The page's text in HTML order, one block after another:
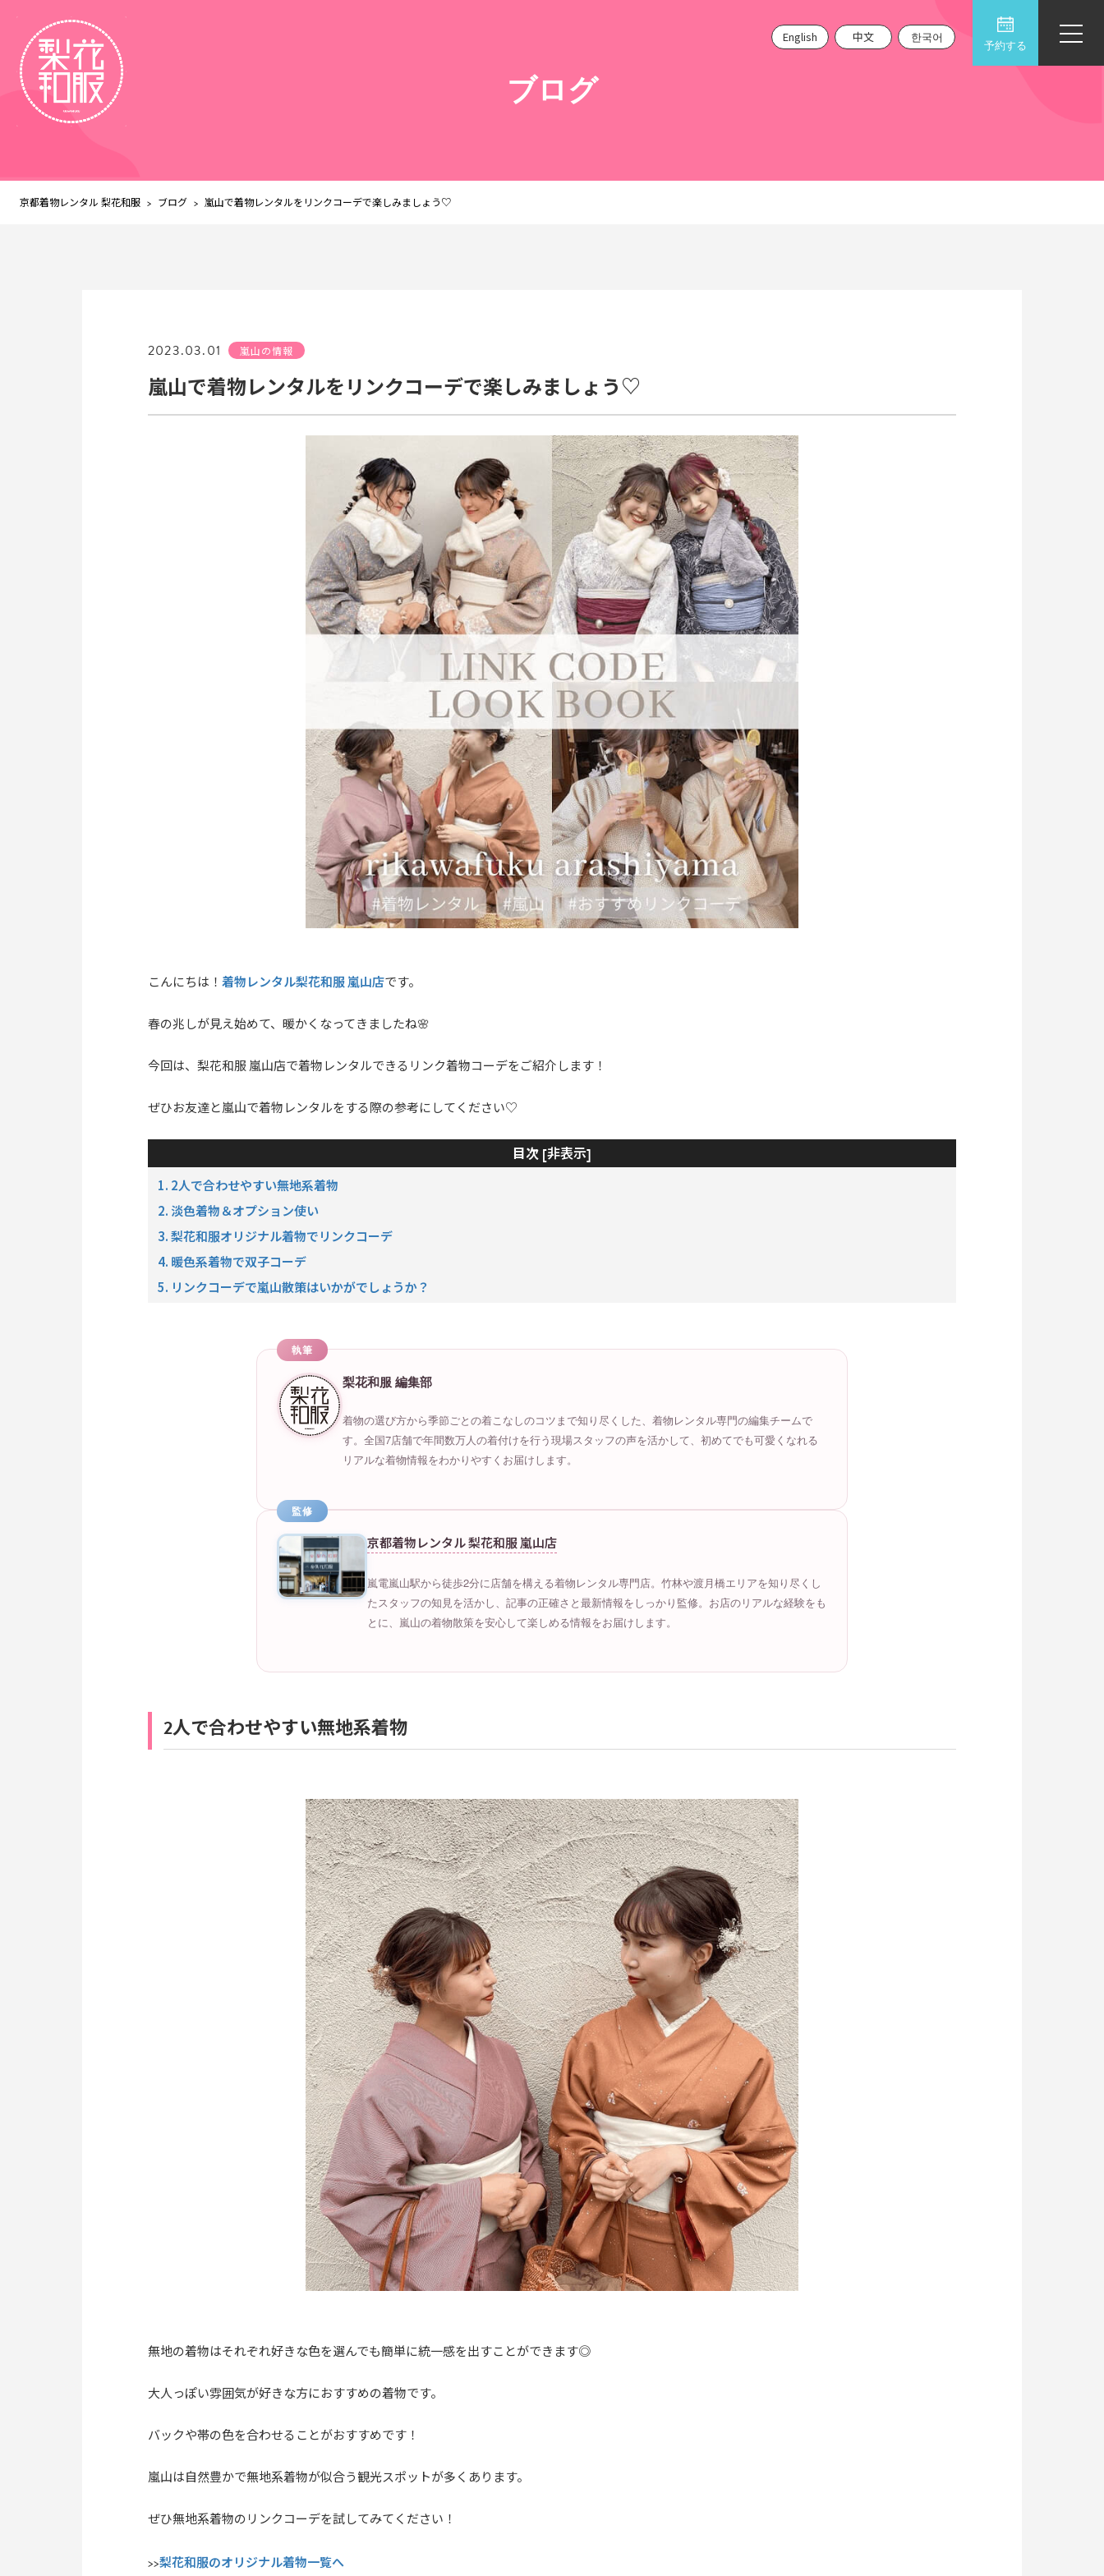
English 中文 한국어
予約する
ブログ
京都着物レンタル 梨花和服 > ブログ > 嵐山で着物レンタルをリンクコーデで楽しみましょう♡
2023.03.01 嵐山の情報
嵐山で着物レンタルをリンクコーデで楽しみましょう♡
こんにちは！ 着物レンタル梨花和服 嵐山店です。
春の兆しが見え始めて、暖かくなってきましたね🌸
今回は、梨花和服 嵐山店で着物レンタルできるリンク着物コーデをご紹介します！
ぜひお友達と嵐山で着物レンタルをする際の参考にしてください♡
目次 [非表示]
1. 2人で合わせやすい無地系着物
2. 淡色着物＆オプション使い
3. 梨花和服オリジナル着物でリンクコーデ
4. 暖色系着物で双子コーデ
5. リンクコーデで嵐山散策はいかがでしょうか？
執筆
梨花和服 編集部
着物の選び方から季節ごとの着こなしのコツまで知り尽くした、着物レンタル専門の編集チームで
す。全国7店舗で年間数万人の着付けを行う現場スタッフの声を活かして、初めてでも可愛くなれる
リアルな着物情報をわかりやすくお届けします。
監修
京都着物レンタル 梨花和服 嵐山店
嵐電嵐山駅から徒歩2分に店舗を構える着物レンタル専門店。竹林や渡月橋エリアを知り尽くし
たスタッフの知見を活かし、記事の正確さと最新情報をしっかり監修。お店のリアルな経験をも
とに、嵐山の着物散策を安心して楽しめる情報をお届けします。
2人で合わせやすい無地系着物
無地の着物はそれぞれ好きな色を選んでも簡単に統一感を出すことができます◎
大人っぽい雰囲気が好きな方におすすめの着物です。
バックや帯の色を合わせることがおすすめです！
嵐山は自然豊かで無地系着物が似合う観光スポットが多くあります。
ぜひ無地系着物のリンクコーデを試してみてください！
>>梨花和服のオリジナル着物一覧へ